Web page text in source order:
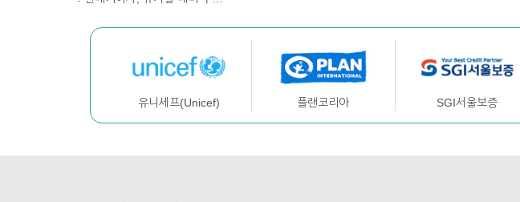
유니세프(Unicef) 플랜코리아 SGI서울보증